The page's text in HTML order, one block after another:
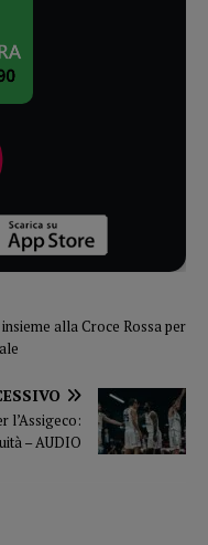
alla Croce Rossa per
l’Assigeco:
– AUDIO